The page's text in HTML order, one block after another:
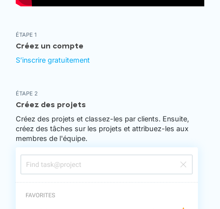
ÉTAPE 1
Créez un compte
S’inscrire gratuitement
ÉTAPE 2
Créez des projets
Créez des projets et classez-les par clients. Ensuite,
créez des tâches sur les projets et attribuez-les aux
membres de l'équipe.